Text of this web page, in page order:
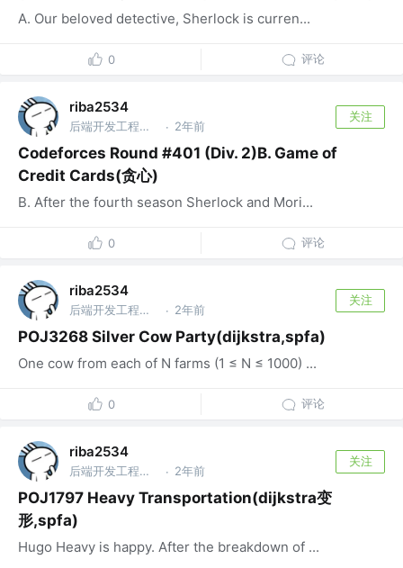
A. Our beloved detective, Sherlock is curren...
0 评论
riba2534
后端开发工程师 @字节跳动 · 2年前
关注
Codeforces Round #401 (Div. 2)B. Game of
Credit Cards(贪心)
B. After the fourth season Sherlock and Mori...
0 评论
riba2534
后端开发工程师 @字节跳动 · 2年前
关注
POJ3268 Silver Cow Party(dijkstra,spfa)
One cow from each of N farms (1 ≤ N ≤ 1000) ...
0 评论
riba2534
后端开发工程师 @字节跳动 · 2年前
关注
POJ1797 Heavy Transportation(dijkstra变
形,spfa)
Hugo Heavy is happy. After the breakdown of ...